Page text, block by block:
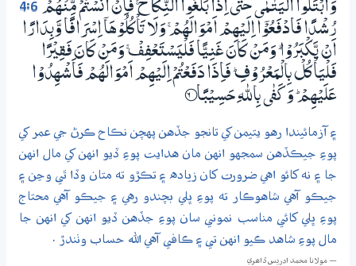
4:6
وَابْتَلُوا الْيَتٰـمٰى ﱑ اِذَا بَلَغُوا النِّكَاحَ ۚ فَاِنْ اٰنَسْتُمْ مِّنْھُمْ
رُشْدًا فَادْفَعُوْٓا اِلَيْھِمْ اَمْوَالَھُمْ ۚ وَلَا تَاْكُلُوْھَآ اِسْرَافًا وَّبِدَارًا
اَنْ يَّكْبَرُوْا ۭ وَمَنْ كَانَ غَنِيًّا فَلْيَسْتَعْفِفْ ۚ وَمَنْ كَانَ فَقِيْرًا
فَلْيَاْكُلْ بِالْمَعْرُوْفِ ۭ فَاِذَا دَفَعْتُمْ اِلَيْھِمْ اَمْوَالَھُمْ فَاَشْهِدُوْا
عَلَيْھِمْ ۭ وَكَفٰى بِاللّٰهِ حَسِـيْبًا 6‏؁
۽ آزمائيندا رهو يتيمن کي تانجو جڏهن پهچن نڪاح ڪرڻ جي عمر کي
پوءِ جيڪڏهن سمجهو انهن مان هدايت پوءِ ڏيو انهن کي مال انهن
جا ۽ نه کائو اهي ضرورت کان زياده ۽ تڪڙو ته متان وڏا ٿي وڃن ۽
جيڪو آهي شاهوڪار ته پوءِ ڀلي بچندو رهي ۽ جيڪو آهي محتاج
پوءِ ڀلي کائي مناسب نموني سان پوءِ جڏهن ڏيو انهن کي انهن جا
مال پوءِ شاهد ڪيو انهن تي ۽ ڪافي آهي الله حساب وٺندڙ .
— مولانا محمد ادريس ڏاھري